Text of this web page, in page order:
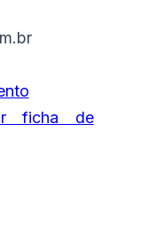
ficha de